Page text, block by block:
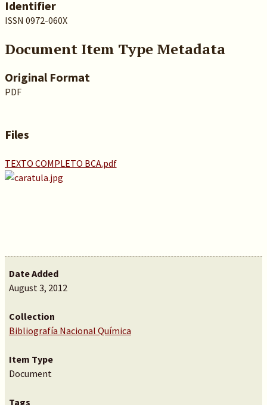
Identifier
ISSN 0972-060X
Document Item Type Metadata
Original Format
PDF
Files
TEXTO COMPLETO BCA.pdf
Date Added
August 3, 2012
Collection
Bibliografía Nacional Química
Item Type
Document
Tags